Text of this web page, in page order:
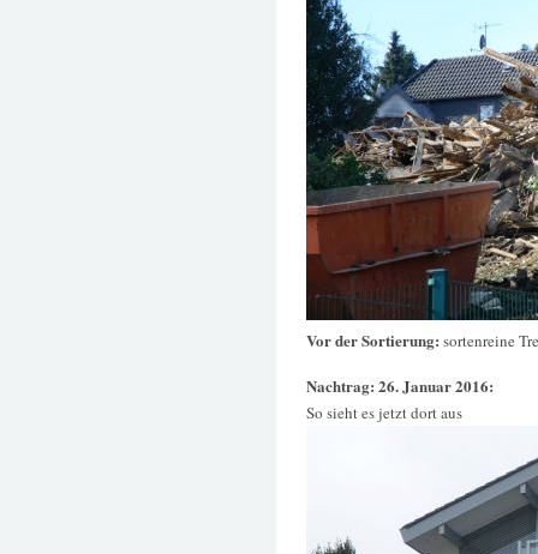
Vor der Sortierung: sortenreine
Nachtrag: 26. Januar 2016:
So sieht es jetzt dort aus